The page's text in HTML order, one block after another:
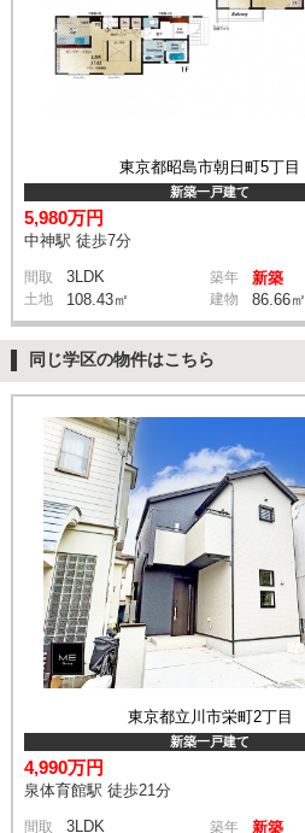
東京都昭島市朝日町5丁目
新築一戸建て
5,980万円
中神駅 徒歩7分
間取 3LDK 築年 新築
土地 108.43㎡ 建物 86.66㎡
同じ学区の物件はこちら
東京都立川市栄町2丁目
新築一戸建て
4,990万円
泉体育館駅 徒歩21分
間取 3LDK 築年 新築